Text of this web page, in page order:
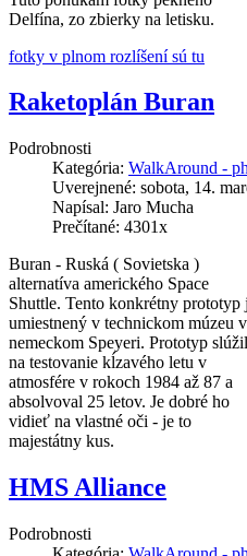
Delfína, zo zbierky na letisku.
fotky v plnom rozlíšení sú tu
Raketoplán Buran
Podrobnosti
Kategória: WalkAround -
Uverejnené: sobota, 14.
Napísal: Jaro Mucha
Prečítané: 4301x
Buran - Ruská ( Sovietska )
alternatíva amerického Space
Shuttle. Tento konkrétny prototyp
umiestnený v technickom múzeu v
nemeckom Speyeri. Prototyp slúžil
na testovanie kĺzavého letu v
atmosfére v rokoch 1984 až 87 a
absolvoval 25 letov. Je dobré ho
vidieť na vlastné oči - je to
majestátny kus.
HMS Alliance
Podrobnosti